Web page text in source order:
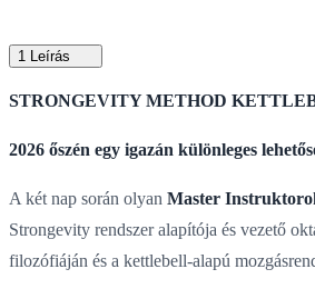
1 Leírás
STRONGEVITY METHOD
2026 őszén egy igazán különleges
A két nap során olyan Master
Strongevity rendszer alapítója és vezető
filozófiáján és a kettlebell-alapú